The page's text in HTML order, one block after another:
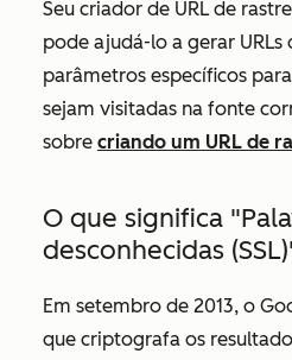
Seu criador de URL de
pode ajudá-lo a gerar
parâmetros específicos
sejam visitadas na fonte
sobre criando um URL de
O que significa
desconhecidas
Em setembro de 2013, o
que criptografa os